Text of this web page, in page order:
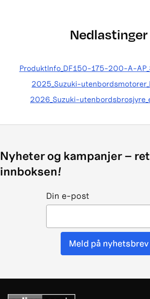
Nedlastinger
ProduktInfo_DF150-175-200-A-
2025_Suzuki-
2026_Suzuki-
Nyheter og kampanjer –
innboksen!
Din e-post
Meld på nyhetsbrev